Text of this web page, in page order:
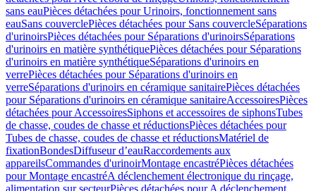
sans eauPièces détachées pour Urinoirs, fonctionnement sans
eauSans couverclePièces détachées pour Sans couvercleSéparations
d'urinoirsPièces détachées pour Séparations d'urinoirsSéparations
d'urinoirs en matière synthétiquePièces détachées pour Séparations
d'urinoirs en matière synthétiqueSéparations d'urinoirs en
verrePièces détachées pour Séparations d'urinoirs en
verreSéparations d'urinoirs en céramique sanitairePièces détachées
pour Séparations d'urinoirs en céramique sanitaireAccessoiresPièces
détachées pour AccessoiresSiphons et accessoires de siphonsTubes
de chasse, coudes de chasse et réductionsPièces détachées pour
Tubes de chasse, coudes de chasse et réductionsMatériel de
fixationBondesDiffuseur d’eauRaccordements aux
appareilsCommandes d'urinoirMontage encastréPièces détachées
pour Montage encastréA déclenchement électronique du rinçage,
alimentation sur secteurPièces détachées pour A déclenchement